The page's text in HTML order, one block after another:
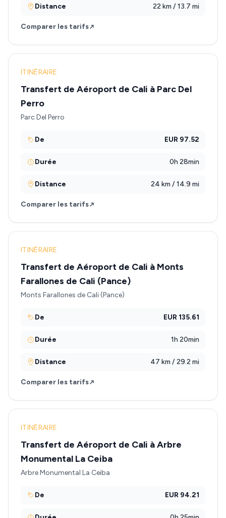
Distance 22 km / 13.7 mi
Comparer les tarifs
ITINÉRAIRE
Transfert de Aéroport de Cali à Parc Del
Perro
Parc Del Perro
De EUR 97.52
Durée 0h 28min
Distance 24 km / 14.9 mi
Comparer les tarifs
ITINÉRAIRE
Transfert de Aéroport de Cali à Monts
Farallones de Cali (Pance)
Monts Farallones de Cali (Pance)
De EUR 135.61
Durée 1h 20min
Distance 47 km / 29.2 mi
Comparer les tarifs
ITINÉRAIRE
Transfert de Aéroport de Cali à Arbre
Monumental La Ceiba
Arbre Monumental La Ceiba
De EUR 94.21